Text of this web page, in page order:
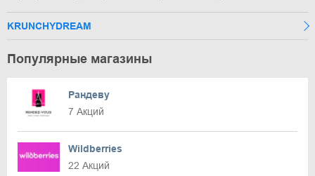
KRUNCHYDREAM
Популярные магазины
Рандеву
7 Акций
Wildberries
22 Акций